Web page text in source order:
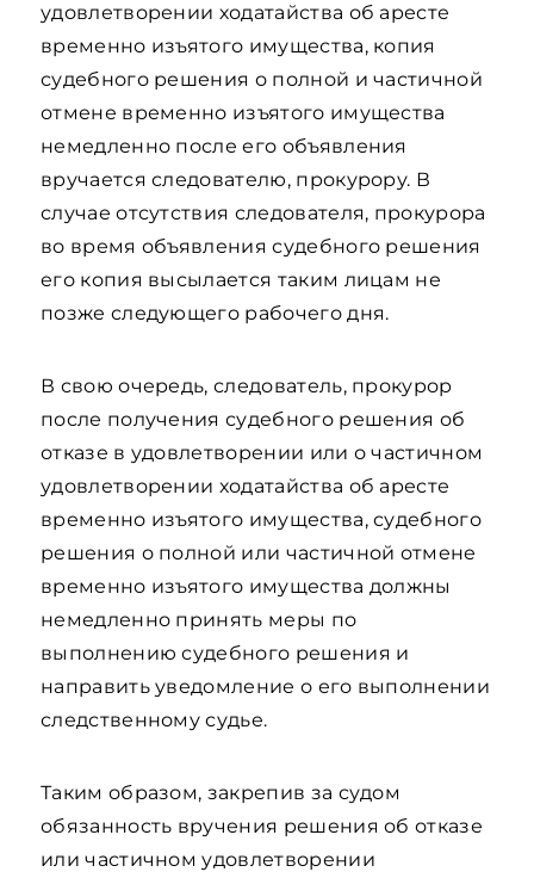
удовлетворении ходатайства об аресте
временно изъятого имущества, копия
судебного решения о полной и частичной
отмене временно изъятого имущества
немедленно после его объявления
вручается следователю, прокурору. В
случае отсутствия следователя, прокурора
во время объявления судебного решения
его копия высылается таким лицам не
позже следующего рабочего дня.
В свою очередь, следователь, прокурор
после получения судебного решения об
отказе в удовлетворении или о частичном
удовлетворении ходатайства об аресте
временно изъятого имущества, судебного
решения о полной или частичной отмене
временно изъятого имущества должны
немедленно принять меры по
выполнению судебного решения и
направить уведомление о его выполнении
следственному судье.
Таким образом, закрепив за судом
обязанность вручения решения об отказе
или частичном удовлетворении